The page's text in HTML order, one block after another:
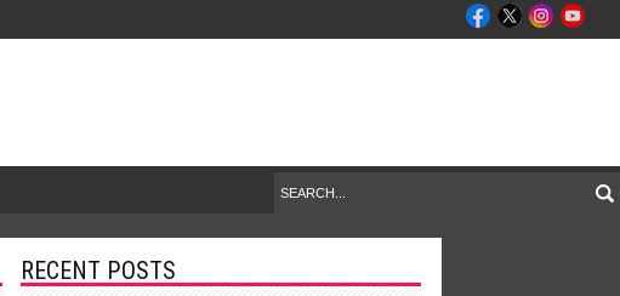
RECENT POSTS